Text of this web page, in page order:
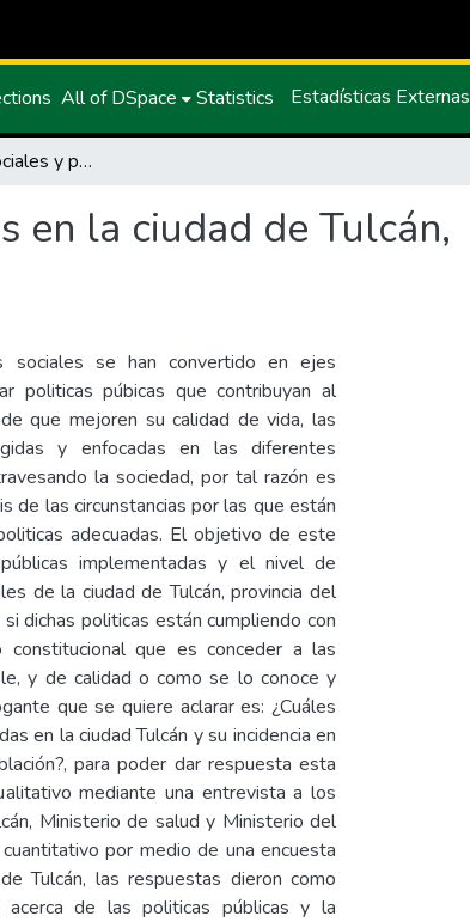
All of DSpace Statistics Estadísticas Externas
Determinantes sociales y políticas públicas en la ciudad de Tulcán, provincia del Carchi, Periodo 2015-2020
en la ciudad de Tulcán,
sociales se han convertido en ejes
politicas púbicas que contribuyan al
que mejoren su calidad de vida, las
y enfocadas en las diferentes
la sociedad, por tal razón es
de las circunstancias por las que están
adecuadas. El objetivo de este
implementadas y el nivel de
de la ciudad de Tulcán, provincia del
dichas politicas están cumpliendo con
que es conceder a las
y de calidad o como se lo conoce y
que se quiere aclarar es: ¿Cuáles
en la ciudad Tulcán y su incidencia en
para poder dar respuesta esta
mediante una entrevista a los
Ministerio de salud y Ministerio del
por medio de una encuesta
Tulcán, las respuestas dieron como
de las politicas públicas y la